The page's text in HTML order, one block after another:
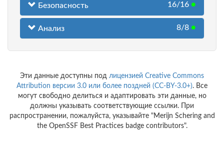
Безопасность 16/16 ●
Анализ 8/8 ●
Эти данные доступны под лицензией Creative Commons
Attribution версии 3.0 или более поздней (CC-BY-3.0+). Все
могут свободно делиться и адаптировать эти данные, но
должны указывать соответствующие ссылки. При
распространении, пожалуйста, указывайте "Merijn Schering and
the OpenSSF Best Practices badge contributors".